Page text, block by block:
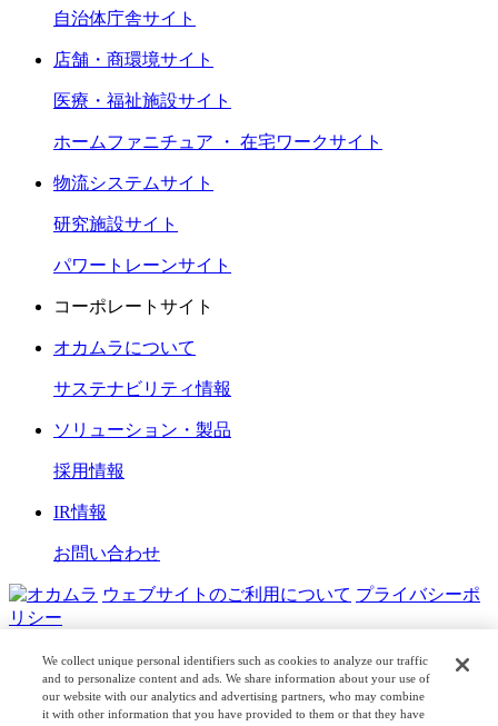
自治体庁舎サイト
店舗・商環境サイト
医療・福祉施設サイト
ホームファニチュア ・ 在宅ワークサイト
物流システムサイト
研究施設サイト
パワートレーンサイト
コーポレートサイト
オカムラについて
サステナビリティ情報
ソリューション・製品
採用情報
IR情報
お問い合わせ
ウェブサイトのご利用について プライバシーポ
リシー
COPYRIGHT © OKAMURA CORPORATION. ALL RIGHTS
RESERVED.
日本公式 企業広報
We collect unique personal identifiers such as cookies to analyze our traffic
and to personalize content and ads. We share information about your use of
our website with our analytics and advertising partners, who may combine
it with other information that you have provided to them or that they have